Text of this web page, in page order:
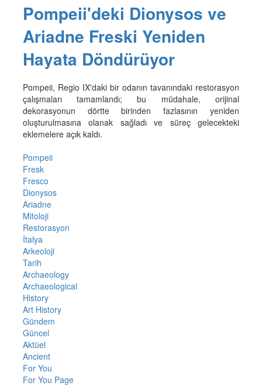
Pompeii'deki Dionysos ve
Ariadne Freski Yeniden
Hayata Döndürüyor
Pompeii, Regio IX'daki bir odanın tavanındaki restorasyon
çalışmaları tamamlandı; bu müdahale, orijinal
dekorasyonun dörtte birinden fazlasının yeniden
oluşturulmasına olanak sağladı ve süreç gelecekteki
eklemelere açık kaldı.
Pompeii
Fresk
Fresco
Dionysos
Ariadne
Mitoloji
Restorasyon
İtalya
Arkeoloji
Tarih
Archaeology
Archaeological
History
Art History
Gündem
Güncel
Aktüel
Ancient
For You
For You Page